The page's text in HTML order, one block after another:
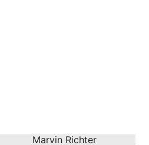
Marvin Richter